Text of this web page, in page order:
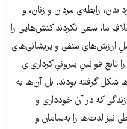
رابطه‌ی مردان و زنان، و
ما، سعی نکردند کنش‌هایی را
ارزش‌های منفی و پریشانی‌های
تابعِ قوانینِ بیرونیِ کرداری‌ای
شکل گرفته بودند. بل آن‌ها به
که در آنْ خودداری و
نیز لذت‌ها را به‌سامان و